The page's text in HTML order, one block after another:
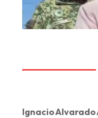
Ignacio Alvarado